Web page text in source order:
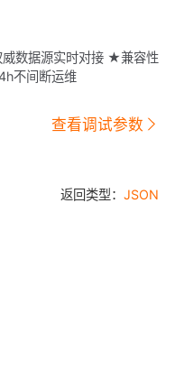
数据源实时对接 ★兼容性
不间断运维
查看调试参数
返回类型：JSON